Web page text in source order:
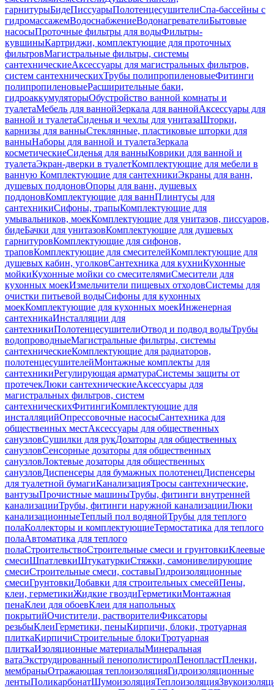
гарнитурыБидеПиссуарыПолотенцесушителиСпа-бассейны с
гидромассажемВодоснабжениеВодонагревателиБытовые
насосыПроточные фильтры для водыФильтры-
кувшиныКартриджи, комплектующие для проточных
фильтровМагистральные фильтры, системы
сантехническиеАксессуары для магистральных фильтров,
систем сантехническихТрубы полипропиленовыеФитинги
полипропиленовыеРасширительные баки,
гидроаккумуляторыОбустройство ванной комнаты и
туалетаМебель для ваннойЗеркала для ваннойАксессуары для
ванной и туалетаСиденья и чехлы для унитазаШторки,
карнизы для ванныСтеклянные, пластиковые шторки для
ванныНаборы для ванной и туалетаЗеркала
косметическиеСиденья для ванныКоврики для ванной и
туалетаЭкран-дверки в туалетКомплектующие для мебели в
ванную Комплектующие для сантехникиЭкраны для ванн,
душевых поддоновОпоры для ванн, душевых
поддоновКомплектующие для ваннПлинтусы для
сантехникиСифоны, трапыКомплектующие для
умывальников, моекКомплектующие для унитазов, писсуаров,
бидеБачки для унитазовКомплектующие для душевых
гарнитуровКомплектующие для сифонов,
траповКомплектующие для смесителейКомплектующие для
душевых кабин, уголковСантехника для кухниКухонные
мойкиКухонные мойки со смесителямиСмесители для
кухонных моекИзмельчители пищевых отходовСистемы для
очистки питьевой водыСифоны для кухонных
моекКомплектующие для кухонных моекИнженерная
сантехникаИнсталляции для
сантехникиПолотенцесушителиОтвод и подвод водыТрубы
водопроводныеМагистральные фильтры, системы
сантехническиеКомплектующие для радиаторов,
полотенцесушителейМонтажные комплекты для
сантехникиРегулирующая арматураСистемы защиты от
протечекЛюки сантехническиеАксессуары для
магистральных фильтров, систем
сантехническихФитингиКомплектующие для
инсталляцийОпрессовочные насосыСантехника для
общественных местАксессуары для общественных
санузловСушилки для рукДозаторы для общественных
санузловСенсорные дозаторы для общественных
санузловЛоктевые дозаторы для общественных
санузловДиспенсеры для бумажных полотенецДиспенсеры
для туалетной бумагиКанализацияТросы сантехнические,
вантузыПрочистные машиныТрубы, фитинги внутренней
канализацииТрубы, фитинги наружной канализацииЛюки
канализационныеТеплый пол водянойТрубы для теплого
полаКоллекторы и комплектующиеТермостатика для теплого
полаАвтоматика для теплого
полаСтроительствоСтроительные смеси и грунтовкиКлеевые
смесиШпатлевкиШтукатуркиСтяжки, самонивелирующие
смесиСтроительные смеси, составыГидроизоляционные
смесиГрунтовкиДобавки для строительных смесейПены,
клеи, герметикиЖидкие гвоздиГерметикиМонтажная
пенаКлеи для обоевКлеи для напольных
покрытийОчистители, растворителиФиксаторы
резьбыКлеиГерметики, пеныКирпичи, блоки, тротуарная
плиткаКирпичиСтроительные блокиТротуарная
плиткаИзоляционные материалыМинеральная
ватаЭкструдированный пенополистиролПенопластПленки,
мембраныОтражающая теплоизоляцияГидроизоляционные
лентыПоликарбонатШумоизоляцияТеплоизоляция